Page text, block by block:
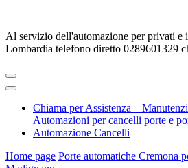
Al servizio dell'automazione per privati e
Lombardia telefono diretto 0289601329
Chiama per Assistenza –
Automazioni per cancelli porte e
Automazione Cancelli
Home page Porte automatiche Cremona